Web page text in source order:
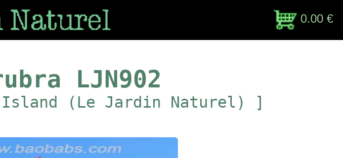
0.00 €
LJN902
Island (Le Jardin Naturel) ]